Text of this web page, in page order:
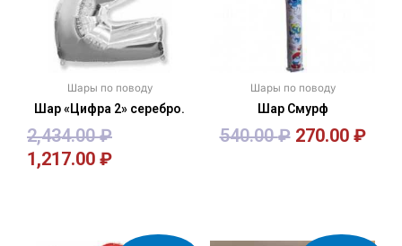
Шары по поводу
Шар «Цифра 2» серебро.
2,434.00₽
1,217.00 ₽
Шары по поводу
Шар Смурф
540.00₽ 270.00 ₽